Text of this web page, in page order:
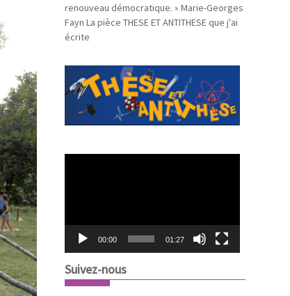
renouveau démocratique. » Marie-Georges
Fayn La pièce THESE ET ANTITHESE que j'ai
écrite
v
i
00:00 01:27
Suivez-nous